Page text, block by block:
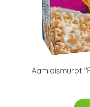
Aamiaismurot